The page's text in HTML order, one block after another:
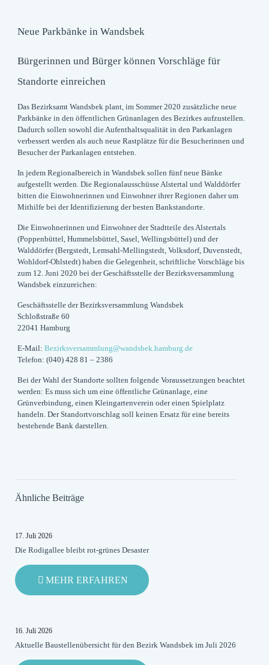
Neue Parkbänke in Wandsbek
Bürgerinnen und Bürger können Vorschläge für
Standorte einreichen
Das Bezirksamt Wandsbek plant, im Sommer 2020 zusätzliche neue
Parkbänke in den öffentlichen Grünanlagen des Bezirkes aufzustellen.
Dadurch sollen sowohl die Aufenthaltsqualität in den Parkanlagen
verbessert werden als auch neue Rastplätze für die Besucherinnen und
Besucher der Parkanlagen entstehen.
In jedem Regionalbereich in Wandsbek sollen fünf neue Bänke
aufgestellt werden. Die Regionalausschüsse Alstertal und Walddörfer
bitten die Einwohnerinnen und Einwohner ihrer Regionen daher um
Mithilfe bei der Identifizierung der besten Bankstandorte.
Die Einwohnerinnen und Einwohner der Stadtteile des Alstertals
(Poppenbüttel, Hummelsbüttel, Sasel, Wellingsbüttel) und der
Walddörfer (Bergstedt, Lemsahl-Mellingstedt, Volksdorf, Duvenstedt,
Wohldorf-Ohlstedt) haben die Gelegenheit, schriftliche Vorschläge bis
zum 12. Juni 2020 bei der Geschäftsstelle der Bezirksversammlung
Wandsbek einzureichen:
Geschäftsstelle der Bezirksversammlung Wandsbek
Schloßstraße 60
22041 Hamburg
E-Mail: Bezirksversammlung@wandsbek.hamburg.de
Telefon: (040) 428 81 – 2386
Bei der Wahl der Standorte sollten folgende Voraussetzungen beachtet
werden: Es muss sich um eine öffentliche Grünanlage, eine
Grünverbindung, einen Kleingartenverein oder einen Spielplatz
handeln. Der Standortvorschlag soll keinen Ersatz für eine bereits
bestehende Bank darstellen.
Ähnliche Beiträge
17. Juli 2026
Die Rodigallee bleibt rot-grünes Desaster
MEHR ERFAHREN
DIE
DESASTER
16. Juli 2026
Aktuelle Baustellenübersicht für den Bezirk Wandsbek im Juli 2026